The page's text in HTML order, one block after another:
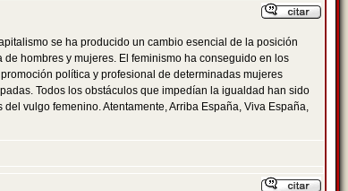
se ha producido un cambio esencial de la posición
hombres y mujeres. El feminismo ha conseguido en los
política y profesional de determinadas mujeres
Todos los obstáculos que impedían la igualdad han sido
vulgo femenino. Atentamente, Arriba España, Viva España,